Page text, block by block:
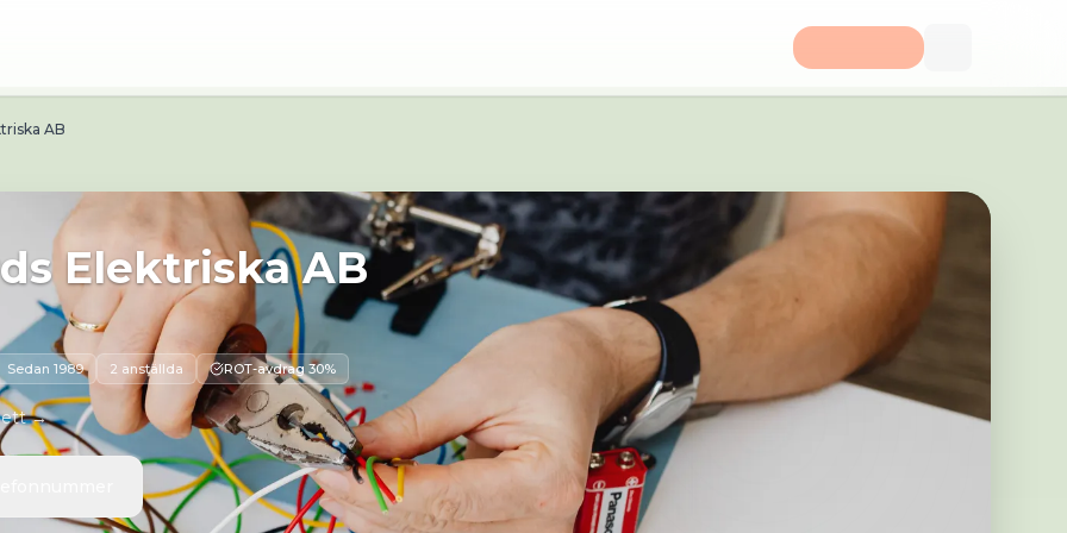
el.se/Adress:Kungsladugårdsgatan 97, 414 76 Göteborg
AB
Elektriska AB
Sedan 1989 2 anställda ROT-avdrag 30%
ett →